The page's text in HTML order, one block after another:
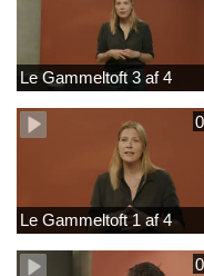
Le Gammeltoft 3 af 4
Le Gammeltoft 1 af 4